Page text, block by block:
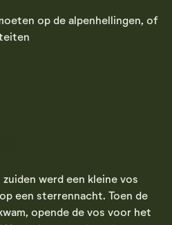
op de alpenhellingen, of
werd een kleine vos
een sterrennacht. Toen de
opende de vos voor het